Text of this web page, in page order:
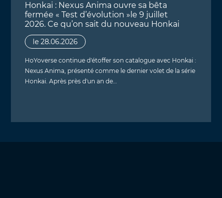
Honkai : Nexus Anima ouvre sa bêta
fermée « Test d’évolution »le 9 juillet
2026. Ce qu’on sait du nouveau Honkai
le 28.06.2026
HoYoverse continue d'étoffer son catalogue avec Honkai :
Nexus Anima, présenté comme le dernier volet de la série
Honkai. Après près d'un an de…